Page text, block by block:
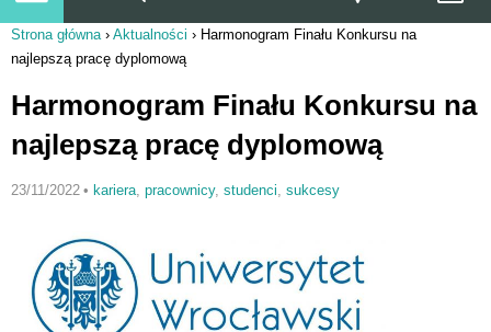
Jesteś tutaj
Strona główna› Aktualności › Harmonogram Finału Konkursu na
najlepszą pracę dyplomową
Harmonogram Finału Konkursu na
najlepszą pracę dyplomową
23/11/2022 • kariera, pracownicy, studenci, sukcesy